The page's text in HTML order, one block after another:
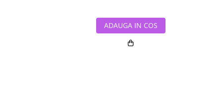
ADAUGA IN COS